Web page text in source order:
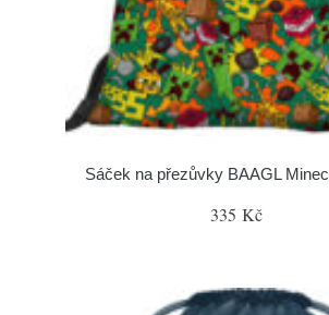
Sáček na přezůvky BAAGL
335 Kč